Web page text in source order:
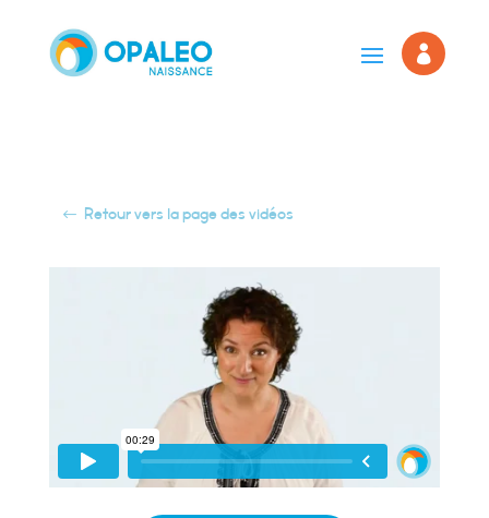

Retour vers la page des vidéos